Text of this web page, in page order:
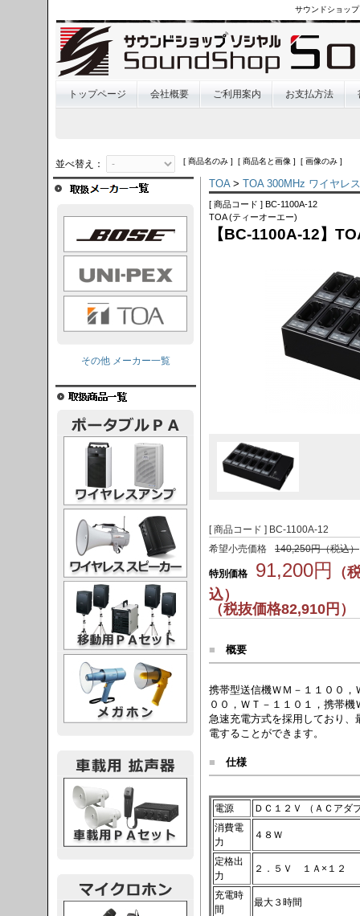
サウンドショッ
トップページ 会社概要 ご利用案内 お支払方法
並べ替え： [ 商品名のみ ] [ 商品名と画像 ] [ 画像のみ ]
TOA> TOA 300MHz ワイヤレ
[ 商品コード ] BC-1100A-12
TOA (ティーオーエー)
【BC-1100A-12】
[ 商品コード ] BC-1100A-12
希望小売価格
140,250円（税込）
特別価格 91,200円 （
込）
（税抜価格82,910円）
■ 概要
携帯型送信機ＷＭ－１１００
００，ＷＴ－１１０１，携帯
急速充電方式を採用しており
電することができます。
■ 仕様
電源
ＤＣ１２Ｖ （ＡＣアダ
消費電
力
４８Ｗ
定格出
力
２．５Ｖ １Ａ×１２
充電時
間
最大３時間
その他 メーカー一覧